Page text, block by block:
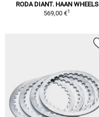
RODA DIANT. HAAN WHEELS
569,00 €1